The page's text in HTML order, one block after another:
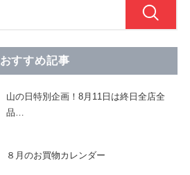
おすすめ記事
山の日特別企画！8月11日は終日全店全
品…
８月のお買物カレンダー